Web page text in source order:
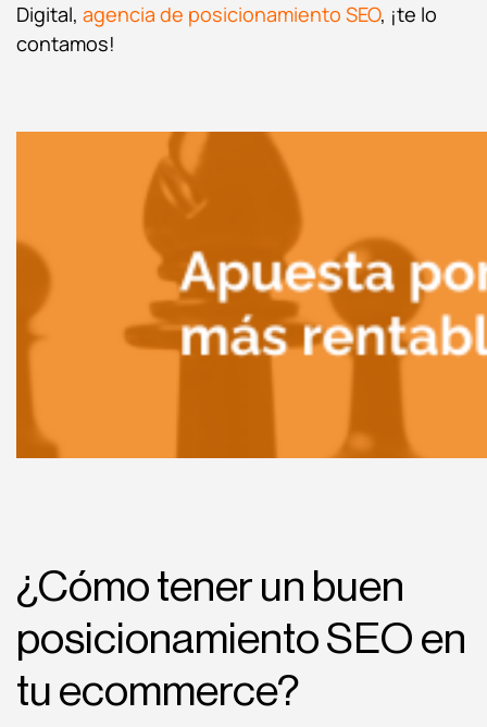
Digital, agencia de posicionamiento SEO, ¡te lo
contamos!
¿Cómo tener un buen
posicionamiento SEO en
tu ecommerce?